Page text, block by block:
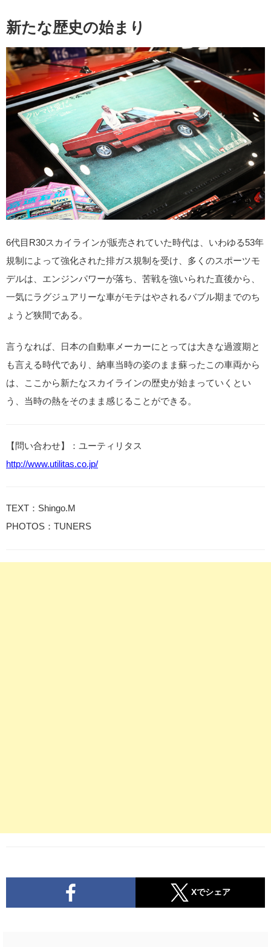
新たな歴史の始まり
6代目R30スカイラインが販売されていた時代は、いわゆる53年
規制によって強化された排ガス規制を受け、多くのスポーツモ
デルは、エンジンパワーが落ち、苦戦を強いられた直後から、
一気にラグジュアリーな車がモテはやされるバブル期までのち
ょうど狭間である。
言うなれば、日本の自動車メーカーにとっては大きな過渡期と
も言える時代であり、納車当時の姿のまま蘇ったこの車両から
は、ここから新たなスカイラインの歴史が始まっていくとい
う、当時の熱をそのまま感じることができる。
【問い合わせ】：ユーティリタス
http://www.utilitas.co.jp/
TEXT：Shingo.M
PHOTOS：TUNERS
Xでシェア